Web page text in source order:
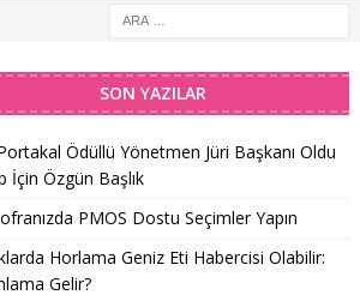
SON YAZILAR
Ödüllü Yönetmen Jüri Başkanı Oldu
İçin Özgün Başlık
PMOS Dostu Seçimler Yapın
Horlama Geniz Eti Habercisi Olabilir:
Gelir?